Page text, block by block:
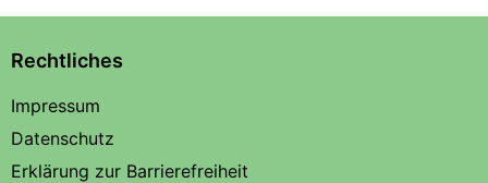
Rechtliches
Impressum
Datenschutz
Erklärung zur Barrierefreiheit